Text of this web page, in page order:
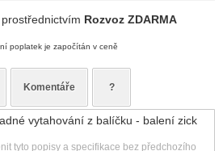
Rozvoz ZDARMA
poplatek je započítán v ceně
Komentáře ?
vytahování z balíčku - balení zick
tyto popisy a specifikace bez předchozího